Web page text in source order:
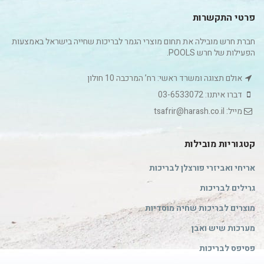
פרטי התקשרות
חברת חרש מובילה את תחום מוצרי הגמר לבריכות שחייה בישראל באמצעות
הפעילות של חרש POOLS.
אולם תצוגה ומשרד ראשי: רח’ המרכבה 10 חולון
דברו איתנו: 03-6533072
מייל: tsafrir@harash.co.il
קטגוריות מובילות
אריחי ואביזרי פורצלן לבריכות
גרילים לבריכות
מוצרים לבריכות שחיה מוסדיות
מערכות שיש ואבן
פסיפס לבריכות